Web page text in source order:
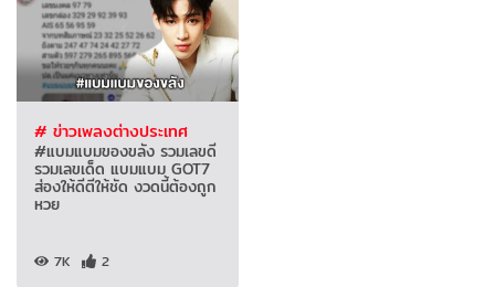
# ข่าวเพลงต่างประเทศ
#แบมแบมของขลัง รวมเลขดี
รวมเลขเด็ด แบมแบม GOT7
ส่องให้ดีตีให้ชัด งวดนี้ต้องถูก
หวย
7K 2